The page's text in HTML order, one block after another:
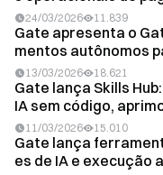
24/03/2026 11.839
Gate apresenta o
mentos autônomos
13/03/2026 18.621
Gate lança Skills
IA sem código,
11/03/2026 15.010
Gate lança
es de IA e execução